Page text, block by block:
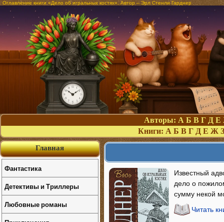
Оглавление книги «Дело об игральных костях». Автор – Эрл Стенли Гарднер
Авторы: А Б В Г Д Е
Книги: А Б В Г Д Е Ж З
Известный
дело о
сумму некой
Читать
Главная
Фантастика
Детективы и Триллеры
Любовные романы